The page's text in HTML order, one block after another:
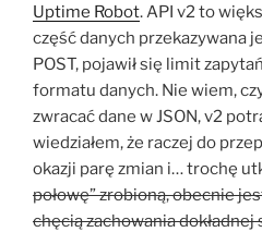
Uptime Robot. API v2 to
część danych przekazywana
POST, pojawił się limit
formatu danych. Nie wiem,
zwracać dane w JSON, v2
wiedziałem, że raczej do
okazji parę zmian i… trochę
połowę” zrobioną, obecnie
chęcią zachowania